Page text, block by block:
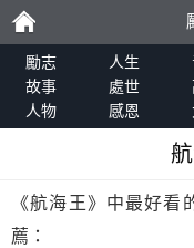
勵
志
勵志 人生
故事
處世
人物
感恩
《航海王》中最好
薦：